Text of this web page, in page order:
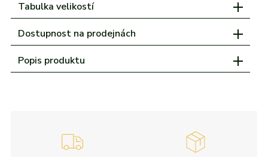
Tabulka velikostí
Dostupnost na prodejnách
Popis produktu